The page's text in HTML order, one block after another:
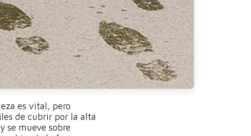
es vital, pero
de cubrir por la alta
se mueve sobre